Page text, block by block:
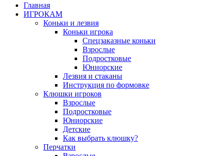
Главная
ИГРОКАМ
Коньки и лезвия
Коньки игрока
Спецзаказные коньки
Взрослые
Подростковые
Юниорские
Лезвия и стаканы
Инструкция по формовке
Клюшки игроков
Взрослые
Подростковые
Юниорские
Детские
Как выбрать клюшку?
Перчатки